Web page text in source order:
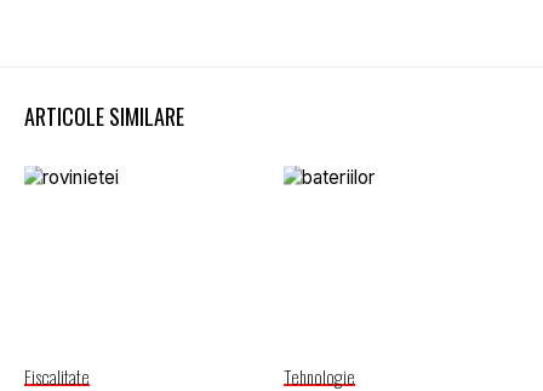
ARTICOLE SIMILARE
Fiscalitate Tehnologie